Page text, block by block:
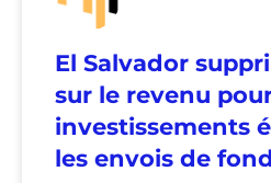
El Salvador
sur le revenu
investissements
les envois de